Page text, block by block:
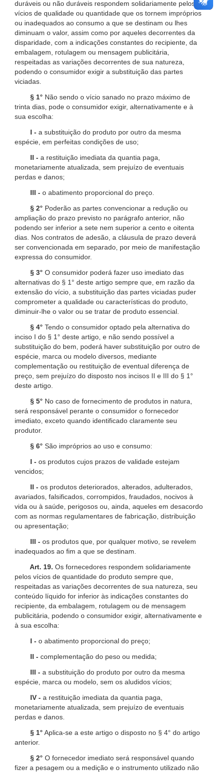
duráveis ou não duráveis respondem solidariamente pelos
vícios de qualidade ou quantidade que os tornem impróprios
ou inadequados ao consumo a que se destinam ou lhes
diminuam o valor, assim como por aqueles decorrentes da
disparidade, com a indicações constantes do recipiente, da
embalagem, rotulagem ou mensagem publicitária,
respeitadas as variações decorrentes de sua natureza,
podendo o consumidor exigir a substituição das partes
viciadas.
§ 1° Não sendo o vício sanado no prazo máximo de
trinta dias, pode o consumidor exigir, alternativamente e à
sua escolha:
I - a substituição do produto por outro da mesma
espécie, em perfeitas condições de uso;
II - a restituição imediata da quantia paga,
monetariamente atualizada, sem prejuízo de eventuais
perdas e danos;
III - o abatimento proporcional do preço.
§ 2° Poderão as partes convencionar a redução ou
ampliação do prazo previsto no parágrafo anterior, não
podendo ser inferior a sete nem superior a cento e oitenta
dias. Nos contratos de adesão, a cláusula de prazo deverá
ser convencionada em separado, por meio de manifestação
expressa do consumidor.
§ 3° O consumidor poderá fazer uso imediato das
alternativas do § 1° deste artigo sempre que, em razão da
extensão do vício, a substituição das partes viciadas puder
comprometer a qualidade ou características do produto,
diminuir-lhe o valor ou se tratar de produto essencial.
§ 4° Tendo o consumidor optado pela alternativa do
inciso I do § 1° deste artigo, e não sendo possível a
substituição do bem, poderá haver substituição por outro de
espécie, marca ou modelo diversos, mediante
complementação ou restituição de eventual diferença de
preço, sem prejuízo do disposto nos incisos II e III do § 1°
deste artigo.
§ 5° No caso de fornecimento de produtos in natura,
será responsável perante o consumidor o fornecedor
imediato, exceto quando identificado claramente seu
produtor.
§ 6° São impróprios ao uso e consumo:
I - os produtos cujos prazos de validade estejam
vencidos;
II - os produtos deteriorados, alterados, adulterados,
avariados, falsificados, corrompidos, fraudados, nocivos à
vida ou à saúde, perigosos ou, ainda, aqueles em desacordo
com as normas regulamentares de fabricação, distribuição
ou apresentação;
III - os produtos que, por qualquer motivo, se revelem
inadequados ao fim a que se destinam.
Art. 19. Os fornecedores respondem solidariamente
pelos vícios de quantidade do produto sempre que,
respeitadas as variações decorrentes de sua natureza, seu
conteúdo líquido for inferior às indicações constantes do
recipiente, da embalagem, rotulagem ou de mensagem
publicitária, podendo o consumidor exigir, alternativamente e
à sua escolha:
I - o abatimento proporcional do preço;
II - complementação do peso ou medida;
III - a substituição do produto por outro da mesma
espécie, marca ou modelo, sem os aludidos vícios;
IV - a restituição imediata da quantia paga,
monetariamente atualizada, sem prejuízo de eventuais
perdas e danos.
§ 1° Aplica-se a este artigo o disposto no § 4° do artigo
anterior.
§ 2° O fornecedor imediato será responsável quando
fizer a pesagem ou a medição e o instrumento utilizado não